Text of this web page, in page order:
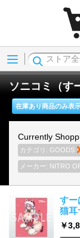
Menu
ソニコミ（す
在庫あり商品のみ表
Currently
カテゴリ: GOODS
メーカー: NITRO
すー
猫耳
￥